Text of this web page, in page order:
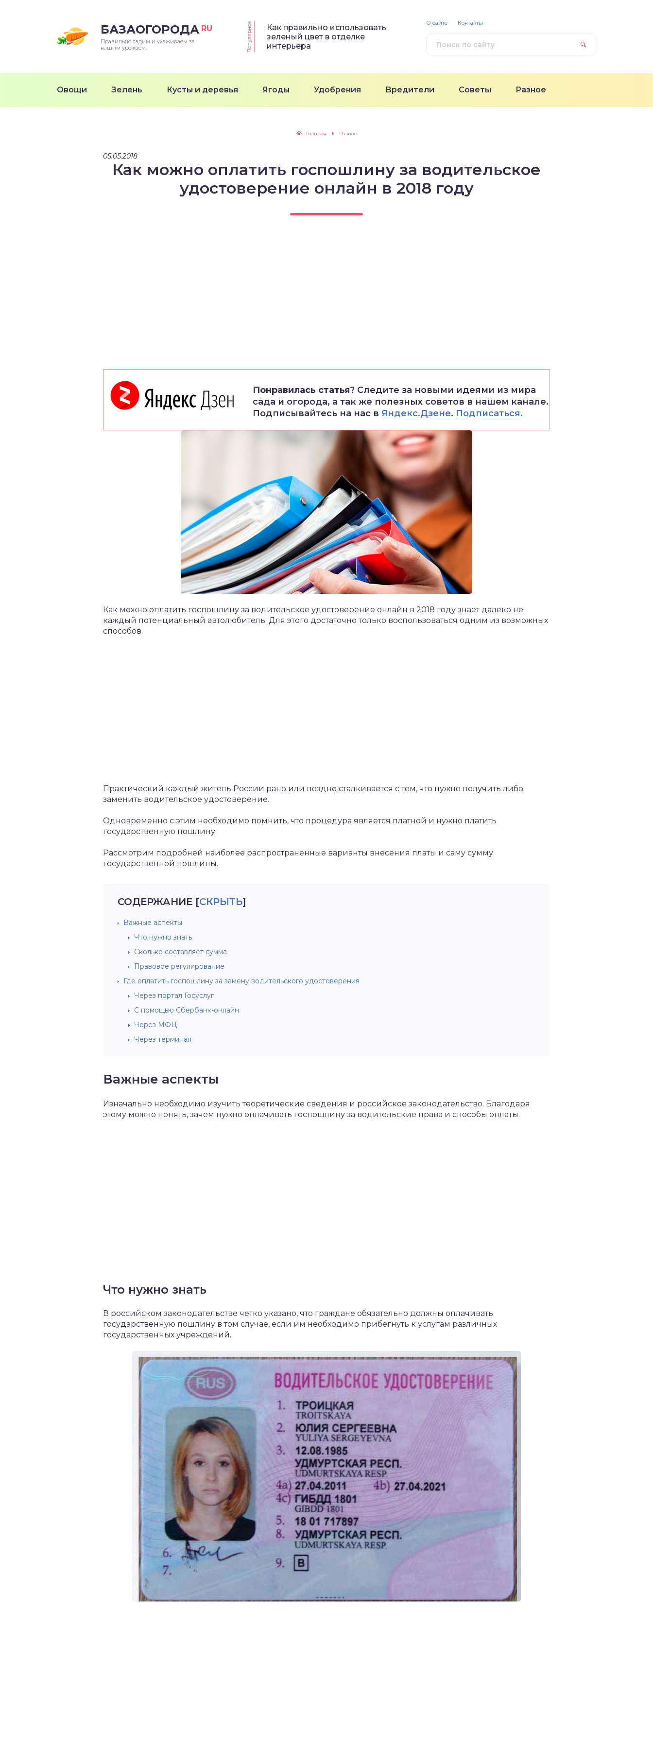
БАЗАОГОРОДА RU
Правильно садим и ухаживаем за
нашим урожаем.
Популярное
Как правильно использовать
зеленый цвет в отделке
интерьера
Овощи Зелень Кусты и деревья Ягоды Удобрения Вредители Советы Разное
О сайте Контакты
Главная Разное
05.05.2018
Как можно оплатить госпошлину за водительское
удостоверение онлайн в 2018 году
Понравилась статья? Следите за новыми идеями из мира
сада и огорода, а так же полезных советов в нашем канале.
Подписывайтесь на нас в Яндекс.Дзене. Подписаться.
Как можно оплатить госпошлину за водительское удостоверение онлайн в 2018 году знает далеко не
каждый потенциальный автолюбитель. Для этого достаточно только воспользоваться одним из возможных
способов.
Практический каждый житель России рано или поздно сталкивается с тем, что нужно получить либо
заменить водительское удостоверение.
Одновременно с этим необходимо помнить, что процедура является платной и нужно платить
государственную пошлину.
Рассмотрим подробней наиболее распространенные варианты внесения платы и саму сумму
государственной пошлины.
СОДЕРЖАНИЕ [СКРЫТЬ]
Важные аспекты
Что нужно знать
Сколько составляет сумма
Правовое регулирование
Где оплатить госпошлину за замену водительского удостоверения
Через портал Госуслуг
С помощью Сбербанк-онлайн
Через МФЦ
Через терминал
Важные аспекты
Изначально необходимо изучить теоретические сведения и российское законодательство. Благодаря
этому можно понять, зачем нужно оплачивать госпошлину за водительские права и способы оплаты.
Что нужно знать
В российском законодательстве четко указано, что граждане обязательно должны оплачивать
государственную пошлину в том случае, если им необходимо прибегнуть к услугам различных
государственных учреждений.